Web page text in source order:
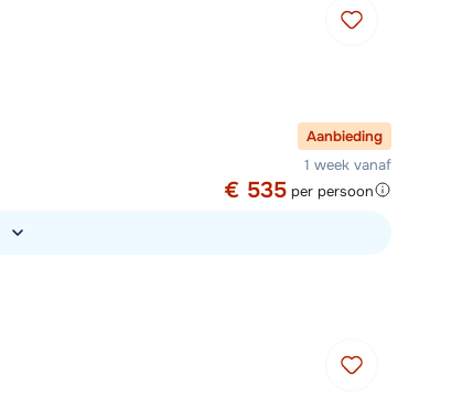
Aanbieding
1 week vanaf
€ 535 per persoon